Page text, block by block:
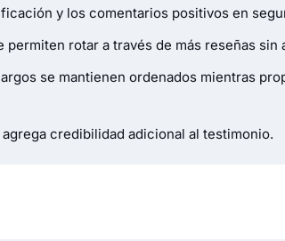
y los comentarios positivos en
permiten rotar a través de más reseñas sin
se mantienen ordenados mientras
credibilidad adicional al testimonio.